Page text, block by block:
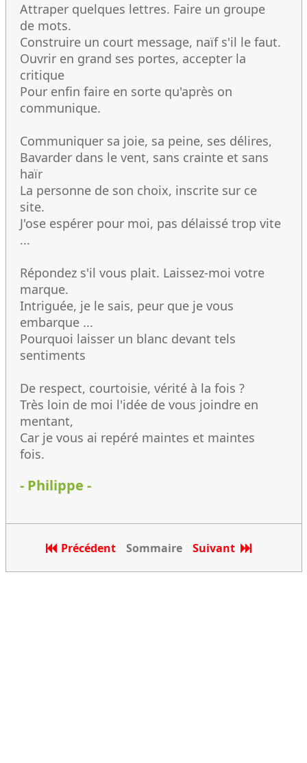
Attraper quelques lettres. Faire un groupe
de mots.
Construire un court message, naïf s'il le faut.
Ouvrir en grand ses portes, accepter la
critique
Pour enfin faire en sorte qu'après on
communique.
Communiquer sa joie, sa peine, ses délires,
Bavarder dans le vent, sans crainte et sans
haïr
La personne de son choix, inscrite sur ce
site.
J'ose espérer pour moi, pas délaissé trop vite
...
Répondez s'il vous plait. Laissez-moi votre
marque.
Intriguée, je le sais, peur que je vous
embarque ...
Pourquoi laisser un blanc devant tels
sentiments
De respect, courtoisie, vérité à la fois ?
Très loin de moi l'idée de vous joindre en
mentant,
Car je vous ai repéré maintes et maintes
fois.
- Philippe -
Précédent Sommaire Suivant